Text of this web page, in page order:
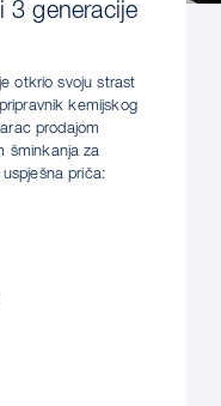
3 generacije
otkrio svoju strast
kemijskog
prodajom
šminkanja za
priča: